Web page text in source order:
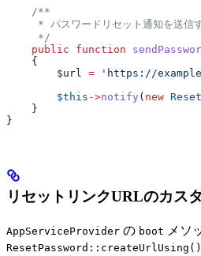
    /**
* パスワードリセット通知を送信
     */
    public
function
    {
        $url
= 'https://
        $this
->notify ( new
    }
}
リセットリンクURLのカス
AppServiceProvider の boot メソ
ResetPassword::createUrlUsing()